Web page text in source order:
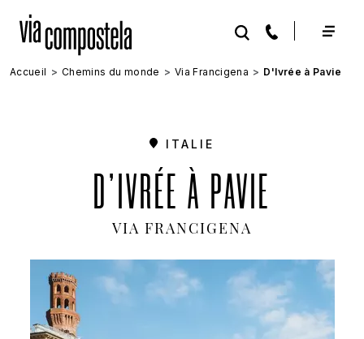
Accueil Chemins du monde Via Francigena D'Ivrée à Pavie
ITALIE
D'IVRÉE À PAVIE
VIA FRANCIGENA